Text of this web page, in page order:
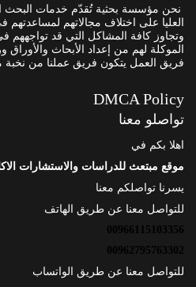
نحن مؤسسة بحثية تُقدّم خدمات البحث
العليا على اختلاف مجالاتهم لمساعدتهم
وتجاوز كافة المشاكل التي قد تواجههم
الموكلة لهم من إعداد الأبحاث والأوراق
فريق العمل يتكون فريق عملنا من نخبة
DMCA Policy
تواصلو معنا
اهلا بكم في
موقع مبتعث للدراسات والاستشارات
يسرنا تواصلكم معنا
للتواصل معنا عن طريق الهاتف
00966115103356
00962795763302
للتواصل معنا عن طريق الواتساب